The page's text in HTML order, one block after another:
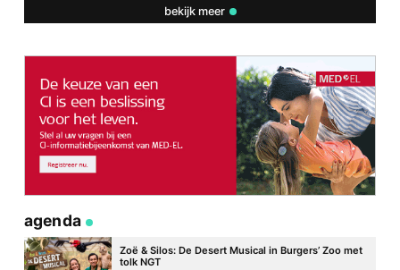
bekijk meer
agenda
Zoë & Silos: De Desert Musical in Burgers’ Zoo met
tolk NGT